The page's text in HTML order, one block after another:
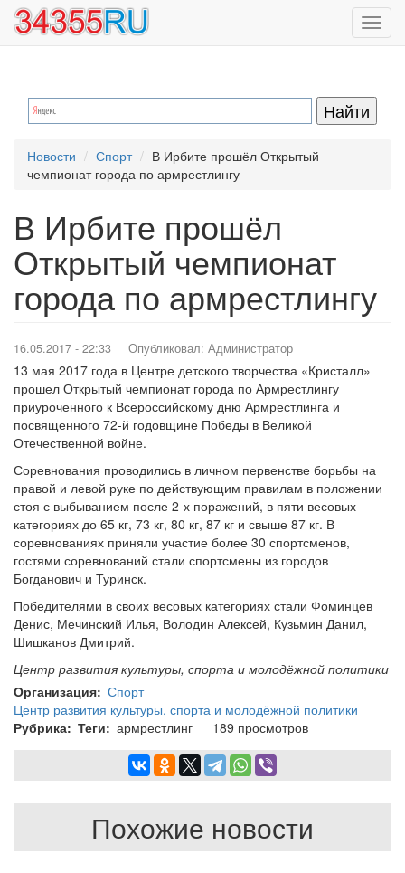
Перейти
основному
Новости Спорт
В Ирбите прошёл Открытый
чемпионат города по армрестлингу
В Ирбите прошёл
Открытый чемпионат
города по армрестлингу
16.05.2017 - 22:33 Опубликовал: Администратор
13 мая 2017 года в Центре детского творчества «Кристалл»
прошел Открытый чемпионат города по Армрестлингу
приуроченного к Всероссийскому дню Армрестлинга и
посвященного 72-й годовщине Победы в Великой
Отечественной войне.
Соревнования проводились в личном первенстве борьбы на
правой и левой руке по действующим правилам в положении
стоя с выбыванием после 2-х поражений, в пяти весовых
категориях до 65 кг, 73 кг, 80 кг, 87 кг и свыше 87 кг. В
соревнованиях приняли участие более 30 спортсменов,
гостями соревнований стали спортсмены из городов
Богданович и Туринск.
Победителями в своих весовых категориях стали Фоминцев
Денис, Мечинский Илья, Володин Алексей, Кузьмин Данил,
Шишканов Дмитрий.
Центр развития культуры, спорта и молодёжной политики
Организация
Центр развития культуры, спорта и молодёжной политики
Рубрика
Спорт
Теги
армрестлинг 189 просмотров
Похожие новости